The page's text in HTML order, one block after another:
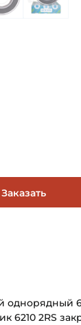
Заказать
6210 2RS